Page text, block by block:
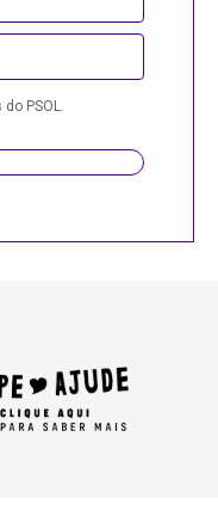
PSOL.